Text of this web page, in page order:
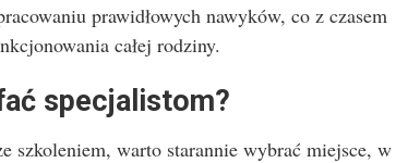
prawidłowych nawyków, co z czasem
całej rodziny.
specjalistom?
szkoleniem, warto starannie wybrać miejsce, w